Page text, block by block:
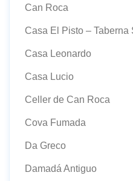
Can Roca
Casa El Pisto – Taberna
Casa Leonardo
Casa Lucio
Celler de Can Roca
Cova Fumada
Da Greco
Damadá Antiguo